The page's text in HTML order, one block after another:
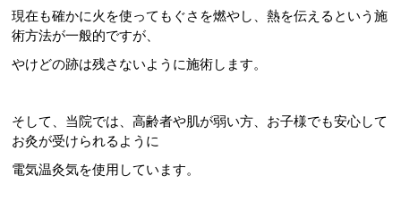
現在も確かに火を使ってもぐさを燃やし、熱を伝えるという施
術方法が一般的ですが、
やけどの跡は残さないように施術します。
そして、当院では、高齢者や肌が弱い方、お子様でも安心して
お灸が受けられるように
電気温灸気を使用しています。